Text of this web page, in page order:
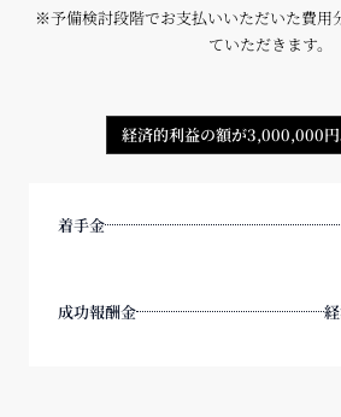
※予備検討段階でお支払いいただいた費用
ていただきます。
経済的利益の額が3,000,000
着手金
成功報酬金